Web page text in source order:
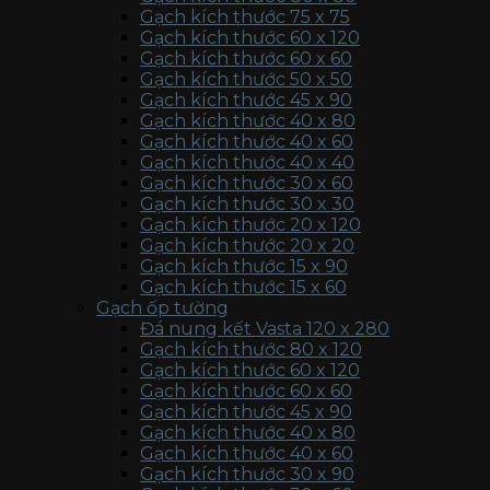
Gạch kích thước 75 x 75
Gạch kích thước 60 x 120
Gạch kích thước 60 x 60
Gạch kích thước 50 x 50
Gạch kích thước 45 x 90
Gạch kích thước 40 x 80
Gạch kích thước 40 x 60
Gạch kích thước 40 x 40
Gạch kích thước 30 x 60
Gạch kích thước 30 x 30
Gạch kích thước 20 x 120
Gạch kích thước 20 x 20
Gạch kích thước 15 x 90
Gạch kích thước 15 x 60
Gạch ốp tường
Đá nung kết Vasta 120 x 280
Gạch kích thước 80 x 120
Gạch kích thước 60 x 120
Gạch kích thước 60 x 60
Gạch kích thước 45 x 90
Gạch kích thước 40 x 80
Gạch kích thước 40 x 60
Gạch kích thước 30 x 90